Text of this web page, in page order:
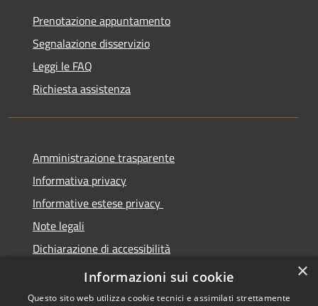
Prenotazione appuntamento
Segnalazione disservizio
Leggi le FAQ
Richiesta assistenza
Amministrazione trasparente
Informativa privacy
Informative estese privacy
Note legali
Dichiarazione di accessibilità
Obbiettivi di Accessibilità
×
Informazioni sui cookie
Questo sito web utilizza cookie tecnici e assimilati strettamente